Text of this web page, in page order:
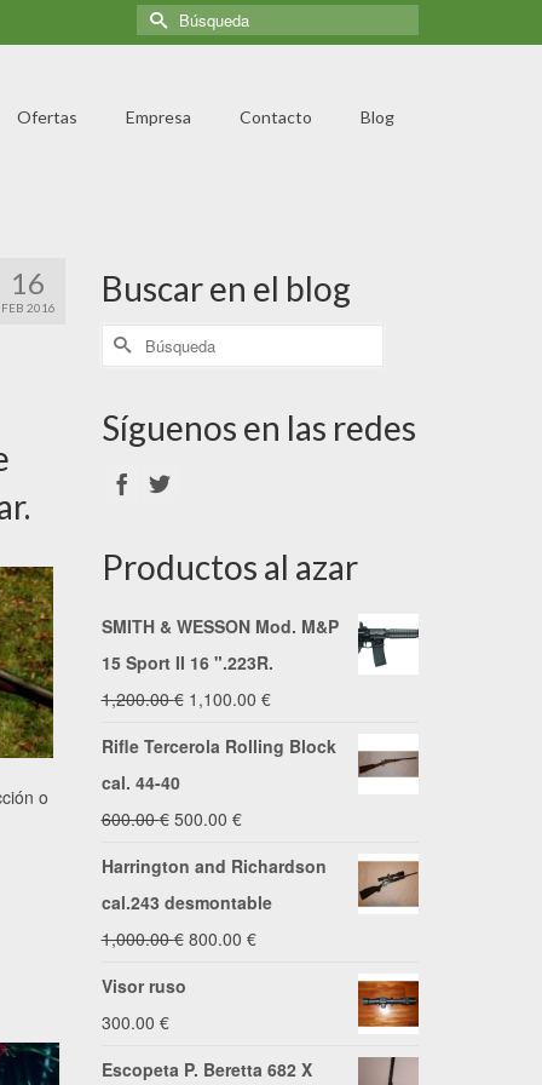
Ofertas Empresa Contacto Blog
16
FEB 2016
o
Buscar en el blog
Síguenos en las redes
Productos al azar
SMITH & WESSON Mod. M&P
15 Sport II 16 ".223R.
1,200.00€ El
precio
1,100.00 €El
precio
Rifle Tercerola Rolling Block
cal. 44-40
600.00€ El
original
500.00 €El
precio
actual
Harrington and Richardson
cal.243 desmontable
1,000.00€ El
800.00 €El
Visor ruso
300.00 €
Escopeta P. Beretta 682 X